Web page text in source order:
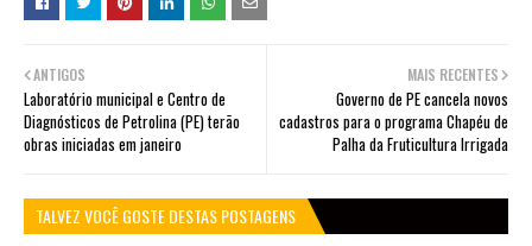
MAIS RECENTES
Governo de PE cancela novos
cadastros para o programa Chapéu de
Palha da Fruticultura Irrigada
ANTIGOS
Laboratório municipal e Centro de
Diagnósticos de Petrolina (PE) terão
obras iniciadas em janeiro
TALVEZ VOCÊ GOSTE DESTAS POSTAGENS